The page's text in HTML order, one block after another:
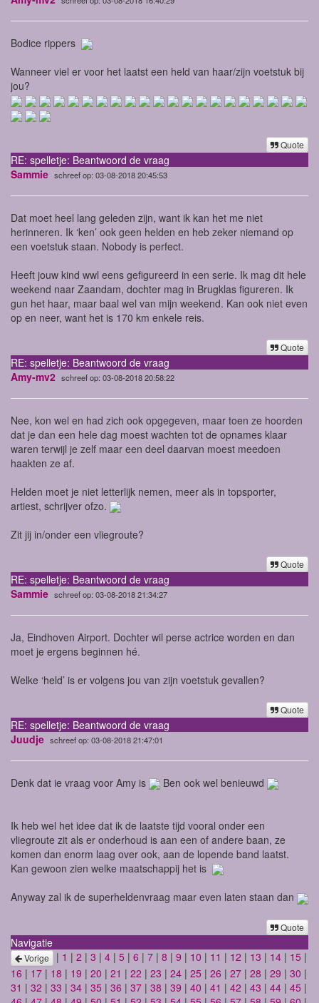
Bodice rippers
Wanneer viel er voor het laatst een held van haar/zijn voetstuk bij
jou?
Quote
RE: spelletje: Beantwoord de vraag
Sammie schreef op: 03-08-2018 20:45:53
Dat moet heel lang geleden zijn, want ik kan het me niet
herinneren. Ik ‘ken’ ook geen helden en heb zeker niemand op
een voetstuk staan. Nobody is perfect.
Heeft jouw kind wwl eens gefigureerd in een serie. Ik mag dit hele
weekend naar Zaandam, dochter mag in Brugklas figureren. Ik
gun het haar, maar baal wel van mijn weekend. Kan ook niet even
op en neer, want het is 170 km enkele reis.
Quote
RE: spelletje: Beantwoord de vraag
Amy-mv2 schreef op: 03-08-2018 20:58:22
Nee, kon wel en had zich ook opgegeven, maar toen ze hoorden
dat je dan een hele dag moest wachten tot de opnames klaar
waren terwijl je zelf maar een deel daarvan moest meedoen
haakten ze af.
Helden moet je niet letterlijk nemen, meer als in topsporter,
artiest, schrijver ofzo.
Zit jij in/onder een vliegroute?
Quote
RE: spelletje: Beantwoord de vraag
Sammie schreef op: 03-08-2018 21:34:27
Ja, Eindhoven Airport. Dochter wil perse actrice worden en dan
moet je ergens beginnen hé.
Welke ‘held’ is er volgens jou van zijn voetstuk gevallen?
Quote
RE: spelletje: Beantwoord de vraag
Juudje schreef op: 03-08-2018 21:47:01
Denk dat ie vraag voor Amy is Ben ook wel benieuwd
Ik heb wel het idee dat ik de laatste tijd vooral onder een
vliegroute zit als er onderhoud is aan een of andere baan, ze
komen dan enorm laag over ook, aan de lopende band laatst.
Kan gewoon zien welke maatschappij het is
Anyway zal ik de superheldenvraag maar even laten staan dan
Quote
Navigatie
Vorige | 1 | 2 | 3 | 4 | 5 | 6 | 7 | 8 | 9 | 10 | 11 | 12 | 13 | 14 | 15 |
16 | 17 | 18 | 19 | 20 | 21 | 22 | 23 | 24 | 25 | 26 | 27 | 28 | 29 | 30 |
31 | 32 | 33 | 34 | 35 | 36 | 37 | 38 | 39 | 40 | 41 | 42 | 43 | 44 | 45 |